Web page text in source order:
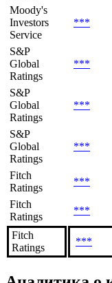
Moody's
Investors
Service
***
S&P
Global
Ratings
***
S&P
Global
Ratings
***
S&P
Global
Ratings
***
Fitch
Ratings
***
Fitch
Ratings
***
Fitch
Ratings
***